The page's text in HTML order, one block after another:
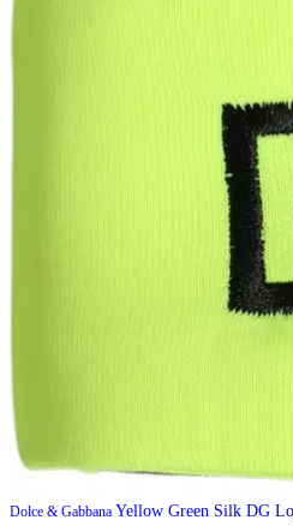
Dolce & Gabbana Yellow Green Silk DG